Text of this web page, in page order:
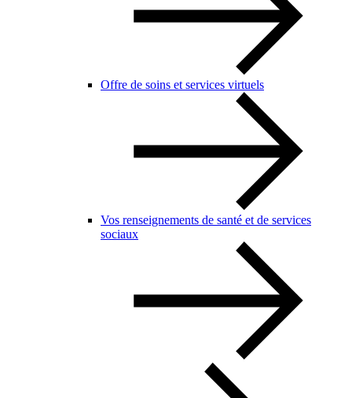
Offre de soins et services virtuels
Vos renseignements de santé et de services
sociaux